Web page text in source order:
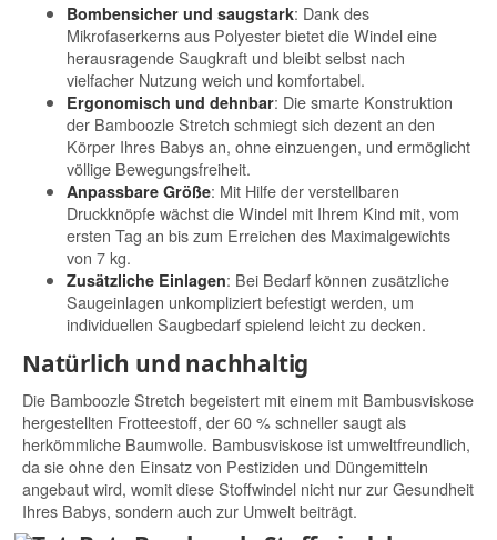
Bombensicher und saugstark: Dank des
Mikrofaserkerns aus Polyester bietet die Windel eine
herausragende Saugkraft und bleibt selbst nach
vielfacher Nutzung weich und komfortabel.
Ergonomisch und dehnbar: Die smarte Konstruktion
der Bamboozle Stretch schmiegt sich dezent an den
Körper Ihres Babys an, ohne einzuengen, und ermöglicht
völlige Bewegungsfreiheit.
Anpassbare Größe: Mit Hilfe der verstellbaren
Druckknöpfe wächst die Windel mit Ihrem Kind mit, vom
ersten Tag an bis zum Erreichen des Maximalgewichts
von 7 kg.
Zusätzliche Einlagen: Bei Bedarf können zusätzliche
Saugeinlagen unkompliziert befestigt werden, um
individuellen Saugbedarf spielend leicht zu decken.
Natürlich und nachhaltig
Die Bamboozle Stretch begeistert mit einem mit Bambusviskose
hergestellten Frotteestoff, der 60 % schneller saugt als
herkömmliche Baumwolle. Bambusviskose ist umweltfreundlich,
da sie ohne den Einsatz von Pestiziden und Düngemitteln
angebaut wird, womit diese Stoffwindel nicht nur zur Gesundheit
Ihres Babys, sondern auch zur Umwelt beiträgt.